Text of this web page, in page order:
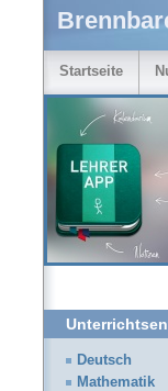
Startseite
Deutsch
Mathematik